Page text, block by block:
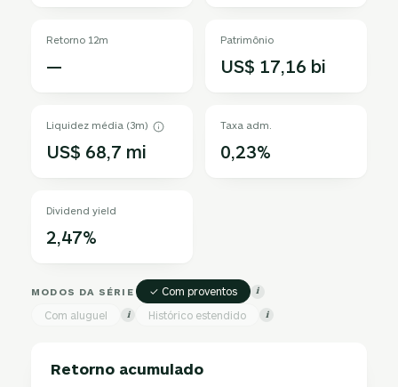
Retorno 12m
—
Patrimônio
US$ 17,16 bi
Liquidez média (3m)
US$ 68,7 mi
Taxa adm.
0,23%
Dividend yield
2,47%
MODOS DA SÉRIE ✓ Com proventos i
Com aluguel i Histórico estendido i
Retorno acumulado